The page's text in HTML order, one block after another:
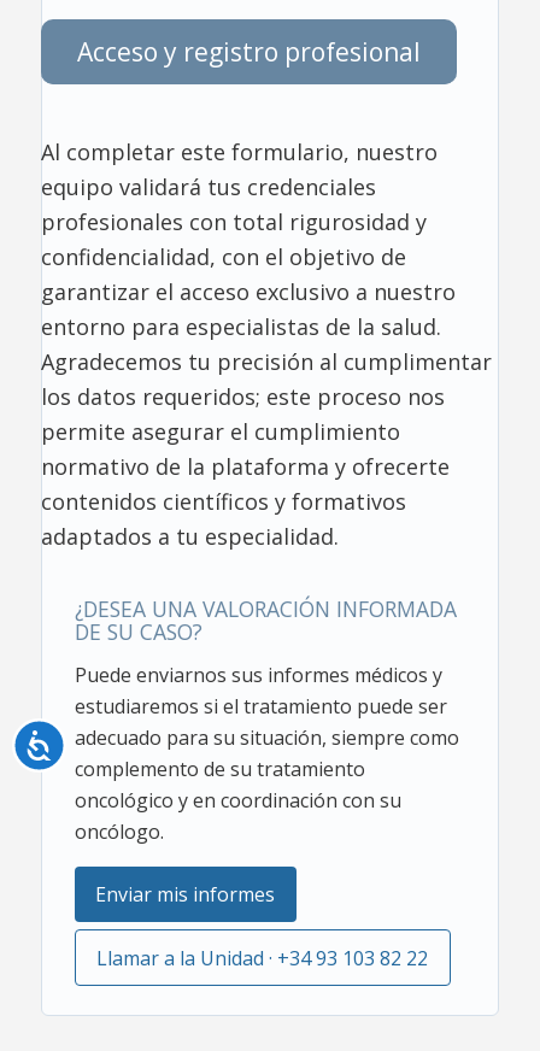
Accesibilidad
Acceso y registro profesional
Al completar este formulario, nuestro
equipo validará tus credenciales
profesionales con total rigurosidad y
confidencialidad, con el objetivo de
garantizar el acceso exclusivo a nuestro
entorno para especialistas de la salud.
Agradecemos tu precisión al cumplimentar
los datos requeridos; este proceso nos
permite asegurar el cumplimiento
normativo de la plataforma y ofrecerte
contenidos científicos y formativos
adaptados a tu especialidad.
¿DESEA UNA VALORACIÓN INFORMADA
DE SU CASO?
Puede enviarnos sus informes médicos y
estudiaremos si el tratamiento puede ser
adecuado para su situación, siempre como
complemento de su tratamiento
oncológico y en coordinación con su
oncólogo.
Enviar mis informes
Llamar a la Unidad · +34 93 103 82 22